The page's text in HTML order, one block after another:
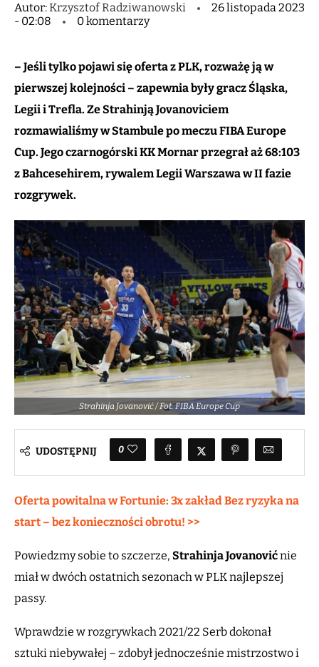
Autor:Krzysztof Radziwanowski
26 listopada 2023
- 02:08
0 komentarzy
– Jeśli tylko pojawi się oferta z PLK, rozważę ją w
pierwszej kolejności – zapewnia były gracz Śląska,
Legii i Trefla. Ze Strahinją Jovanoviciem
rozmawialiśmy w Stambule po meczu FIBA Europe
Cup. Jego czarnogórski KK Mornar przegrał aż 68:103
z Bahcesehirem, rywalem Legii Warszawa w II fazie
rozgrywek.
Strahinja Jovanović / Fot. FIBA Europe Cup
UDOSTĘPNIJ 0
Oferta powitalna w Fortunie: 3x zakład Bez ryzyka na
start – bez konieczności obrotu! >>
Powiedzmy sobie to szczerze, Strahinja Jovanovićnie
miał w dwóch ostatnich sezonach w PLK najlepszej
passy.
Wprawdzie w rozgrywkach 2021/22 Serb dokonał
sztuki niebywałej – zdobył jednocześnie mistrzostwo i